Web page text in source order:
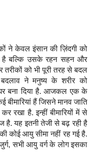
ने केवल इंसान की ज़िंदगी को
है बल्कि उसके रहन सहन और
तरीकों को भी पूरी तरह से बदल
ने मनुष्य के शरीर को
घर बना दिया है. आजकल एक के
बीमारियां हैं जिसने मानव जाति
रखा है. इन्हीं बीमारियों में से
है. यह इतनी तेजी से बढ़ रही है
कोई आयु सीमा नहीं रह गई है.
सभी आयु वर्ग के लोग इसका